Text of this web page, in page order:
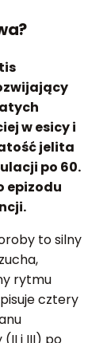
w esicy i
jelita
po 60.
epizodu
to silny
rytmu
cztery